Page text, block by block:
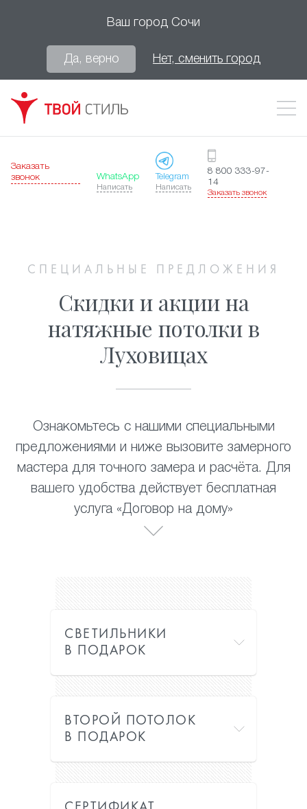
Ваш город Сочи
Да, верно Нет, сменить город
Заказать
звонок
WhatsApp
Написать
Telegram
Написать
8 800 333-97-
14
Заказать звонок
СПЕЦИАЛЬНЫЕ ПРЕДЛОЖЕНИЯ
Скидки и акции на
натяжные потолки в
Луховицах
Ознакомьтесь с нашими специальными
предложениями и ниже вызовите замерного
мастера для точного замера и расчёта. Для
вашего удобства действует бесплатная
услуга «Договор на дому»
СВЕТИЛЬНИКИ
В ПОДАРОК
ВТОРОЙ ПОТОЛОК
В ПОДАРОК